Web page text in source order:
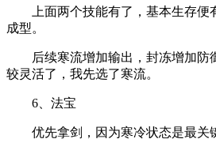
上面两个技能有了，基本生存
成型。
后续寒流增加输出，封冻增加防
较灵活了，我先选了寒流。
6、法宝
优先拿剑，因为寒冷状态是最关